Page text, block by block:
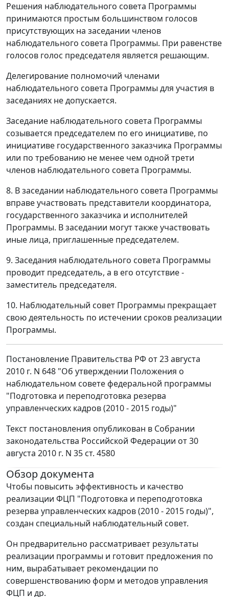
Решения наблюдательного совета Программы
принимаются простым большинством голосов
присутствующих на заседании членов
наблюдательного совета Программы. При равенстве
голосов голос председателя является решающим.
Делегирование полномочий членами
наблюдательного совета Программы для участия в
заседаниях не допускается.
Заседание наблюдательного совета Программы
созывается председателем по его инициативе, по
инициативе государственного заказчика Программы
или по требованию не менее чем одной трети
членов наблюдательного совета Программы.
8. В заседании наблюдательного совета Программы
вправе участвовать представители координатора,
государственного заказчика и исполнителей
Программы. В заседании могут также участвовать
иные лица, приглашенные председателем.
9. Заседания наблюдательного совета Программы
проводит председатель, а в его отсутствие -
заместитель председателя.
10. Наблюдательный совет Программы прекращает
свою деятельность по истечении сроков реализации
Программы.
Постановление Правительства РФ от 23 августа
2010 г. N 648 "Об утверждении Положения о
наблюдательном совете федеральной программы
"Подготовка и переподготовка резерва
управленческих кадров (2010 - 2015 годы)"
Текст постановления опубликован в Собрании
законодательства Российской Федерации от 30
августа 2010 г. N 35 ст. 4580
Обзор документа
Чтобы повысить эффективность и качество
реализации ФЦП "Подготовка и переподготовка
резерва управленческих кадров (2010 - 2015 годы)",
создан специальный наблюдательный совет.
Он предварительно рассматривает результаты
реализации программы и готовит предложения по
ним, вырабатывает рекомендации по
совершенствованию форм и методов управления
ФЦП и др.